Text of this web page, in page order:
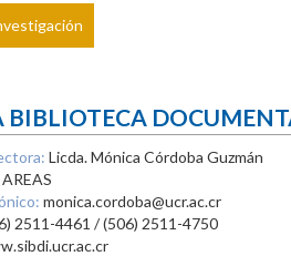
Investigador
BIBLIOTECA
Licda. Mónica Córdoba Guzmán
monica.cordoba@ucr.ac.cr
2511-4461 / (506) 2511-4750